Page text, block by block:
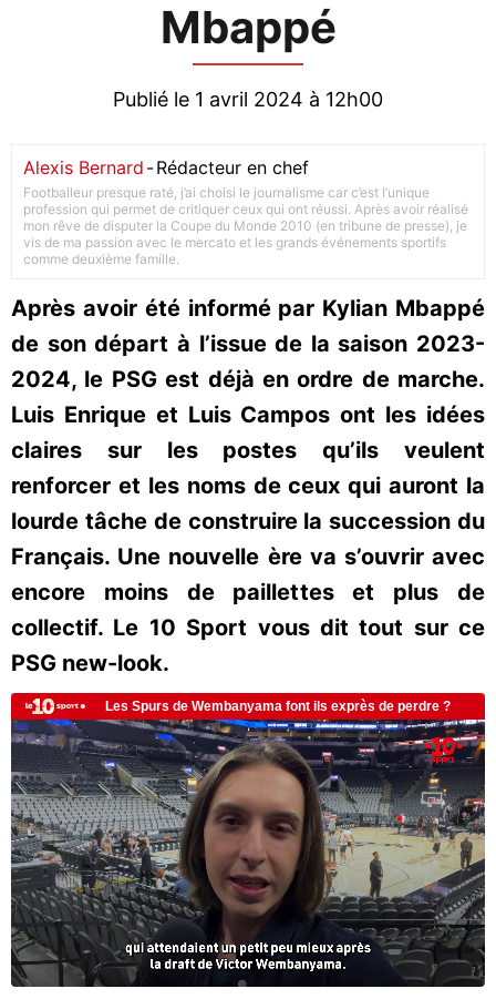
Mbappé
Publié le 1 avril 2024 à 12h00
Alexis Bernard -Rédacteur en chef
Footballeur presque raté, j’ai choisi le journalisme car c’est l’unique
profession qui permet de critiquer ceux qui ont réussi. Après avoir réalisé
mon rêve de disputer la Coupe du Monde 2010 (en tribune de presse), je
vis de ma passion avec le mercato et les grands événements sportifs
comme deuxième famille.
Après avoir été informé par Kylian Mbappé
de son départ à l’issue de la saison 2023-
2024, le PSG est déjà en ordre de marche.
Luis Enrique et Luis Campos ont les idées
claires sur les postes qu’ils veulent
renforcer et les noms de ceux qui auront la
lourde tâche de construire la succession du
Français. Une nouvelle ère va s’ouvrir avec
encore moins de paillettes et plus de
collectif. Le 10 Sport vous dit tout sur ce
PSG new-look.